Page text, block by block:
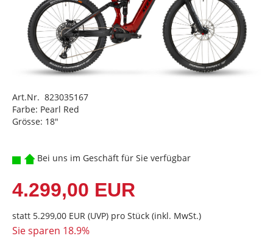
Art.Nr. 823035167
Farbe: Pearl Red
Grösse: 18"
Bei uns im Geschäft für Sie verfügbar
4.299,00 EUR
statt 5.299,00 EUR (UVP) pro Stück (inkl. MwSt.)
Sie sparen 18.9%